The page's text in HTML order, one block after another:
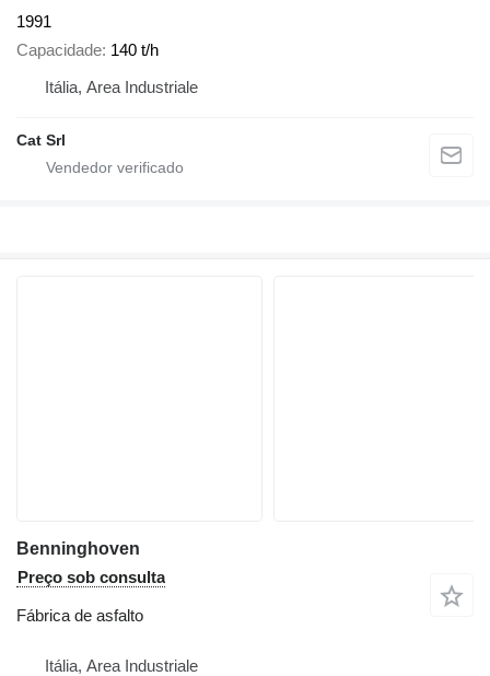
1991
Capacidade 140 t/h
Itália, Area Industriale
Cat Srl
Benninghoven
Preço sob consulta
Fábrica de asfalto
Itália, Area Industriale